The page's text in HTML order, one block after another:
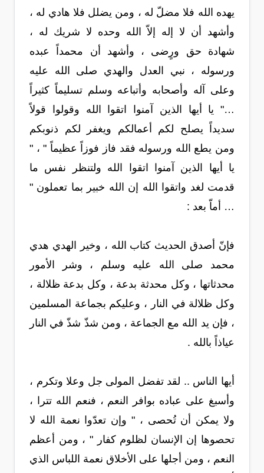
يهده الله فلا مضلّ له ، ومن يضلل فلا هادي له ،
وأشهد أن لا إله إلاّ الله وحده لا شريك له ،
شهادة حق ورٍضى ، وأشهد أن محمداً عبده
ورسوله ، نبي العدل والهدي صلى الله عليه
وعلى آله وأصحابه وأتباعه وسلم تسليماً كثيراً
…" يا أيها الذين آمنوا اتقوا الله وقولوا قولاً
سديداً يصلح لكم أعمالكم ويغفر لكم ذنوبكم
ومن يطع الله ورسوله فقد فاز فوزاً عظيماً " ، "
يا أيها الذين آمنوا اتقوا الله ولتنظر نفس ما
قدمت لغد واتقوا الله إن الله خبير بما تعملون "
… أماّ بعد :
فإنّ أصدق الحديث كتاب الله ، وخير الهدي هدي
محمد صلى الله عليه وسلم ، وشر الأمور
محدثاتها ، وكل محدثة بدعة ، وكل بدعة ظلالة ،
وكل ظلالة في النار ، وعليكم بجماعة المسلمين
، فإن يد الله مع الجماعة ، ومن شذّ شذّ في النار
عياذاً بالله .
أيها الناس .. لقد تفضل المولى جل وعلا وتكرم ،
وأسبغ على عباده بوافر النعم ، فنعم الله تترا ،
ولا يمكن أن تُحصى ، " وإن تعدّوا نعمة الله لا
تحصوها إن الإنسان لظلوم كفار " ، ومن أعظم
النعم ، ومن أجلها على الأخلاق نعمة اللباس الذي